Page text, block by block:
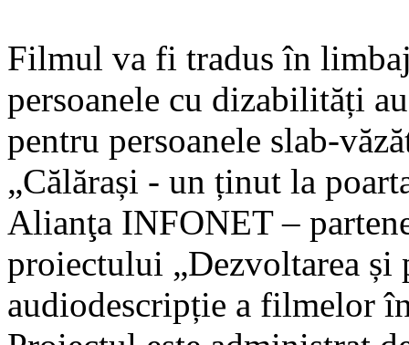
Filmul va fi tradus în
persoanele cu dizabilități
pentru persoanele slab-
„Călărași - un ținut la
Alianţa INFONET –
proiectului „Dezvoltarea și
audiodescripție a filmelor